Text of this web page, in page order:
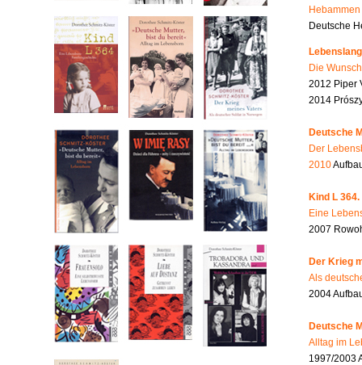
Deutsche
Die
2012 Piper
2014
Deutsche
Der
2010
Kind L 364.
Eine
2007
Der Krieg
Als
2004
Deutsche
Alltag im
1997/2003